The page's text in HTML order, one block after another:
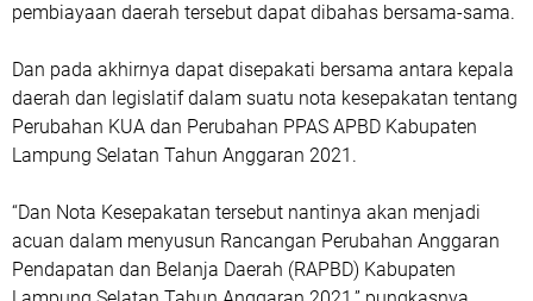
pembiayaan daerah tersebut dapat dibahas bersama-sama.
Dan pada akhirnya dapat disepakati bersama antara kepala
daerah dan legislatif dalam suatu nota kesepakatan tentang
Perubahan KUA dan Perubahan PPAS APBD Kabupaten
Lampung Selatan Tahun Anggaran 2021.
“Dan Nota Kesepakatan tersebut nantinya akan menjadi
acuan dalam menyusun Rancangan Perubahan Anggaran
Pendapatan dan Belanja Daerah (RAPBD) Kabupaten